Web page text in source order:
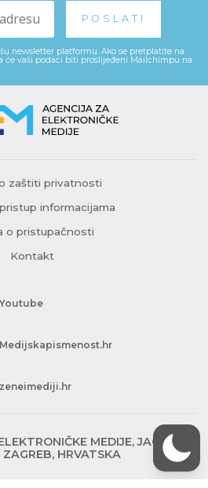
newsletter platformu. Ako se pretplatite na
će vaši podaci biti proslijeđeni Mailchimpu na
zaštiti privatnosti
informacijama
o pristupačnosti
Kontakt
Youtube
Medijskapismenost.hr
zeneimediji.hr
MEDIJE, JAGIĆEVA
HRVATSKA